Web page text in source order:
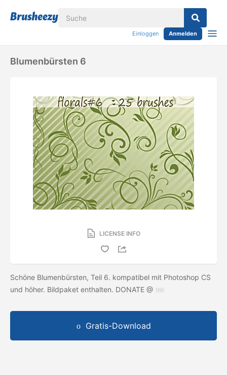
Einloggen Anmelden
Blumenbürsten 6
LICENSE INFO
Schöne Blumenbürsten, Teil 6. kompatibel mit Photoshop CS
und höher. Bildpaket enthalten. DONATE @
Gratis-Download